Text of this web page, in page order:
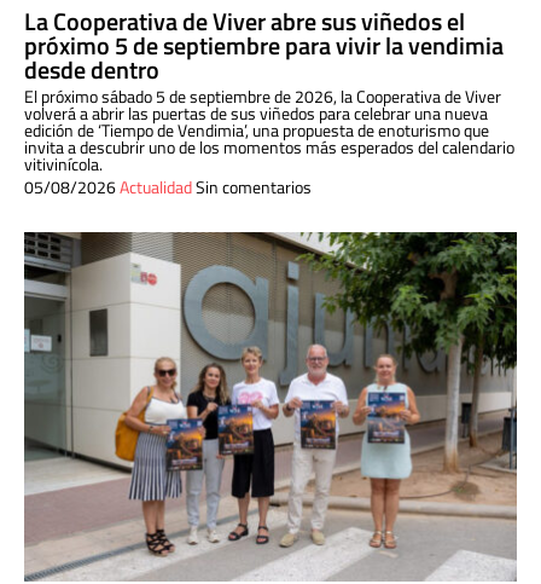
La Cooperativa de Viver abre sus viñedos el
próximo 5 de septiembre para vivir la vendimia
desde dentro
El próximo sábado 5 de septiembre de 2026, la Cooperativa de Viver
volverá a abrir las puertas de sus viñedos para celebrar una nueva
edición de ‘Tiempo de Vendimia’, una propuesta de enoturismo que
invita a descubrir uno de los momentos más esperados del calendario
vitivinícola.
05/08/2026ActualidadSin comentarios